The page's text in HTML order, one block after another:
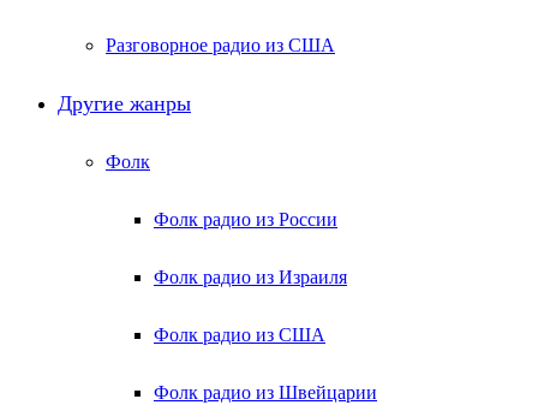
Разговорное радио из США
Другие жанры
Фолк
Фолк радио из России
Фолк радио из Израиля
Фолк радио из США
Фолк радио из Швейцарии